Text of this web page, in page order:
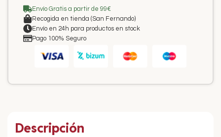
Envío Gratis a partir de 99€
Recogida en tienda (San Fernando)
Envío en 24h para productos en stock
Pago 100% Seguro
Descripción